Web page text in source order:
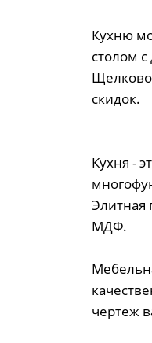
Кухню
столом
Щелково
скидок.
Кухня -
Элитная
МДФ.
чертеж